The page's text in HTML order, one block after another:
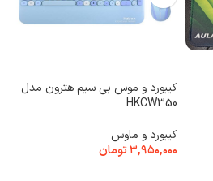
کیبورد و موس بی سیم هترون مدل
HKCW350
کیبورد و ماوس
۳,۹۵۰,۰۰۰تومان